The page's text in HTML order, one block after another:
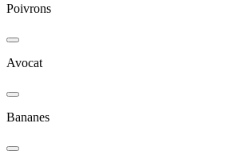
Poivrons
Avocat
Bananes